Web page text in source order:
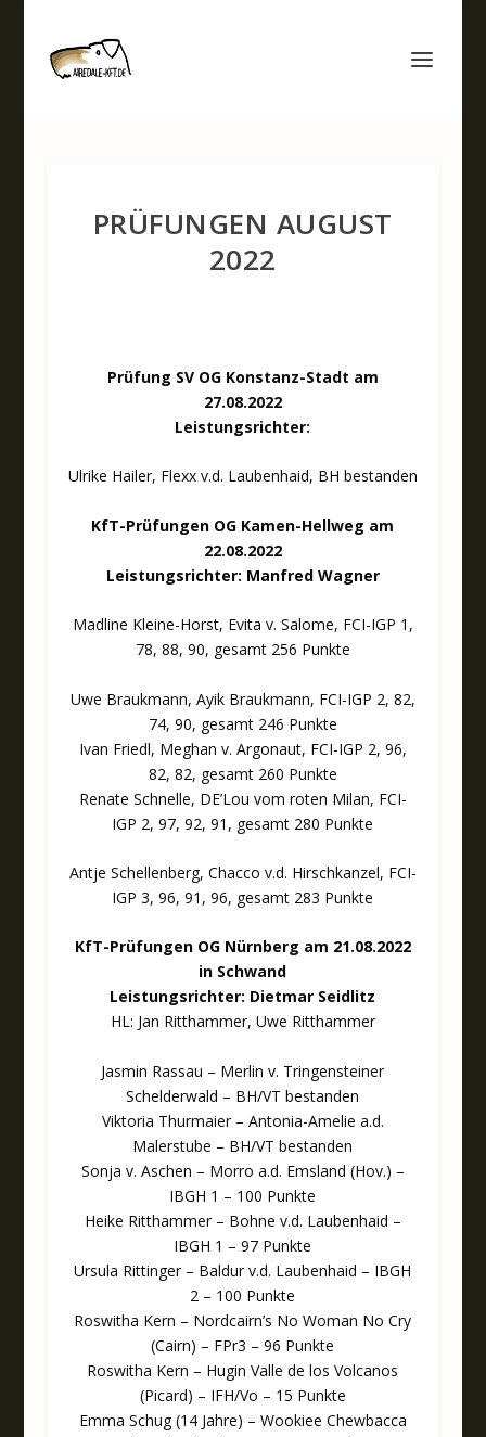
PRÜFUNGEN AUGUST
2022
Prüfung SV OG Konstanz-Stadt am
27.08.2022
Leistungsrichter:
Ulrike Hailer, Flexx v.d. Laubenhaid, BH bestanden
KfT-Prüfungen OG Kamen-Hellweg am
22.08.2022
Leistungsrichter: Manfred Wagner
Madline Kleine-Horst, Evita v. Salome, FCI-IGP 1,
78, 88, 90, gesamt 256 Punkte
Uwe Braukmann, Ayik Braukmann, FCI-IGP 2, 82,
74, 90, gesamt 246 Punkte
Ivan Friedl, Meghan v. Argonaut, FCI-IGP 2, 96,
82, 82, gesamt 260 Punkte
Renate Schnelle, DE’Lou vom roten Milan, FCI-
IGP 2, 97, 92, 91, gesamt 280 Punkte
Antje Schellenberg, Chacco v.d. Hirschkanzel, FCI-
IGP 3, 96, 91, 96, gesamt 283 Punkte
KfT-Prüfungen OG Nürnberg am 21.08.2022
in Schwand
Leistungsrichter: Dietmar Seidlitz
HL: Jan Ritthammer, Uwe Ritthammer
Jasmin Rassau – Merlin v. Tringensteiner
Schelderwald – BH/VT bestanden
Viktoria Thurmaier – Antonia-Amelie a.d.
Malerstube – BH/VT bestanden
Sonja v. Aschen – Morro a.d. Emsland (Hov.) –
IBGH 1 – 100 Punkte
Heike Ritthammer – Bohne v.d. Laubenhaid –
IBGH 1 – 97 Punkte
Ursula Rittinger – Baldur v.d. Laubenhaid – IBGH
2 – 100 Punkte
Roswitha Kern – Nordcairn’s No Woman No Cry
(Cairn) – FPr3 – 96 Punkte
Roswitha Kern – Hugin Valle de los Volcanos
(Picard) – IFH/Vo – 15 Punkte
Emma Schug (14 Jahre) – Wookiee Chewbacca